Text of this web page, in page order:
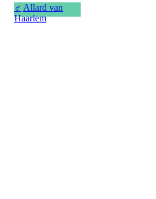
♂ Allard van
Haarlem